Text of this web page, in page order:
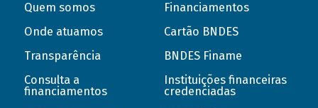
Quem somos
Onde atuamos
Transparência
Consulta a
financiamentos
Financiamentos
Cartão BNDES
BNDES Finame
Instituições financeiras
credenciadas